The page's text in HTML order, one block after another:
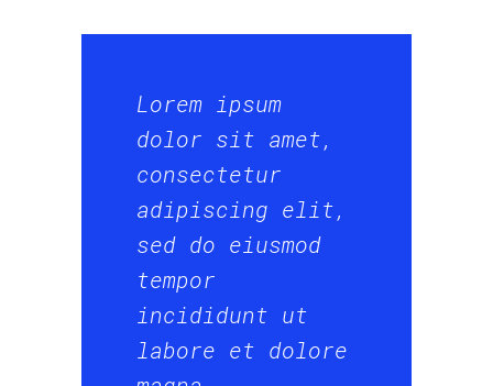
Lorem ipsum
dolor sit amet,
consectetur
adipiscing elit,
sed do eiusmod
tempor
incididunt ut
labore et dolore